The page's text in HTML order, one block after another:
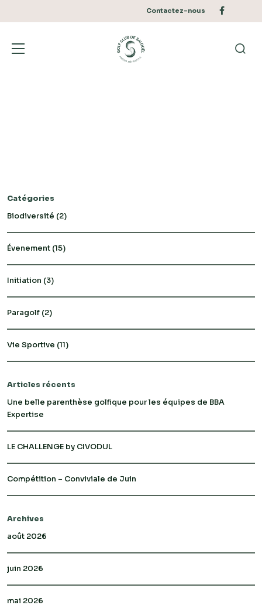
menu
Contactez-nous Facebook
UN
Catégories
Biodiversité (2)
Évenement (15)
Initiation (3)
Paragolf (2)
Vie Sportive (11)
Articles récents
Une belle parenthèse golfique pour les équipes de BBA
Expertise
LE CHALLENGE by CIVODUL
Compétition – Conviviale de Juin
Archives
août 2026
juin 2026
mai 2026